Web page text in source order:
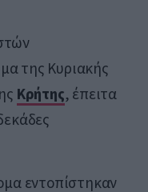
της Κυριακής
Κρήτης, έπειτα
εντοπίστηκαν